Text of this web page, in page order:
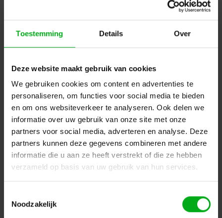
Toestemming Details Over
Deze website maakt gebruik van cookies
We gebruiken cookies om content en advertenties te
personaliseren, om functies voor social media te bieden
en om ons websiteverkeer te analyseren. Ook delen we
informatie over uw gebruik van onze site met onze
partners voor social media, adverteren en analyse. Deze
partners kunnen deze gegevens combineren met andere
informatie die u aan ze heeft verstrekt of die ze hebben
verzameld op basis van uw gebruik van hun services.
Noodzakelijk
channel. Een handige optie bij bijvoorbeeld kleurenmenging.
Filters
Helaas...
Er zijn geen producten gevonden in deze categorie.. maar wij
helpen u graag verder met zoeken! Mail uw vraag naar
info@podiumtechniek.nl of probeer een van onze andere
Terug naar vorige pagina